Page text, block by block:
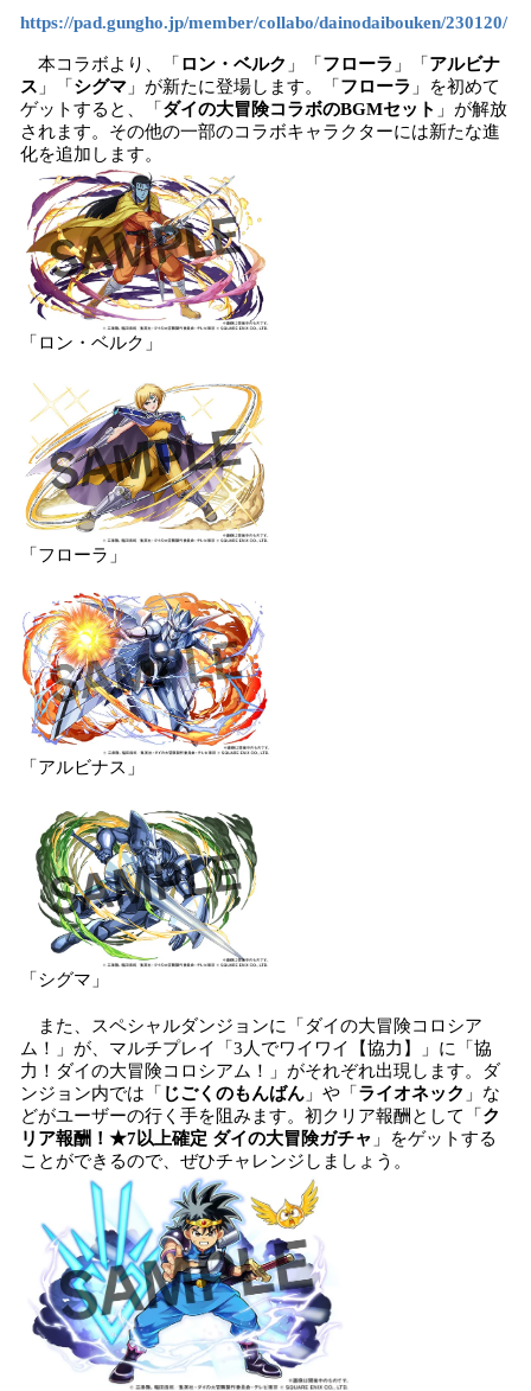
https://pad.gungho.jp/member/collabo/dainodaibouken/230120/
本コラボより、「 ロン・ベルク 」「 フローラ 」「 アルビナ
ス 」「 シグマ 」が新たに登場します。「 フローラ 」を初めて
ゲットすると、「 ダイの大冒険コラボのBGMセット 」が解放
されます。その他の一部のコラボキャラクターには新たな進
化を追加します。
「ロン・ベルク」
「フローラ」
「アルビナス」
「シグマ」
また、スペシャルダンジョンに「ダイの大冒険コロシア
ム！」が、マルチプレイ「3人でワイワイ【協力】」に「協
力！ダイの大冒険コロシアム！」がそれぞれ出現します。ダ
ンジョン内では「 じごくのもんばん 」や「 ライオネック 」な
どがユーザーの行く手を阻みます。初クリア報酬として「 ク
リア報酬！★7以上確定 ダイの大冒険ガチャ 」をゲットする
ことができるので、ぜひチャレンジしましょう。